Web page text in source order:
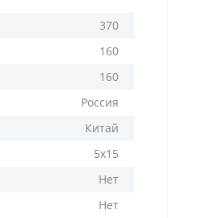
370
160
160
Россия
Китай
5х15
Нет
Нет